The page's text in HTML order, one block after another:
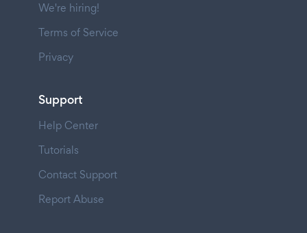
We're hiring!
Terms of Service
Privacy
Support
Help Center
Tutorials
Contact Support
Report Abuse